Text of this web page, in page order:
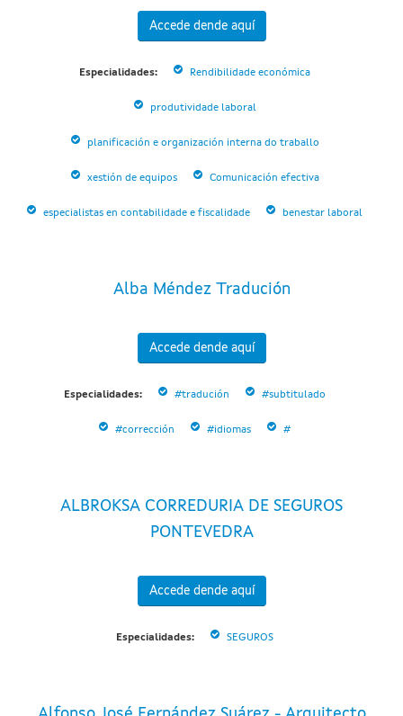
Accede dende aquí
Especialidades: Rendibilidade económica
produtividade laboral
planificación e organización interna do traballo
xestión de equipos Comunicación efectiva
especialistas en contabilidade e fiscalidade benestar laboral
Alba Méndez Tradución
Accede dende aquí
Especialidades: #tradución #subtitulado
#corrección #idiomas #
ALBROKSA CORREDURIA DE SEGUROS
PONTEVEDRA
Accede dende aquí
Especialidades: SEGUROS